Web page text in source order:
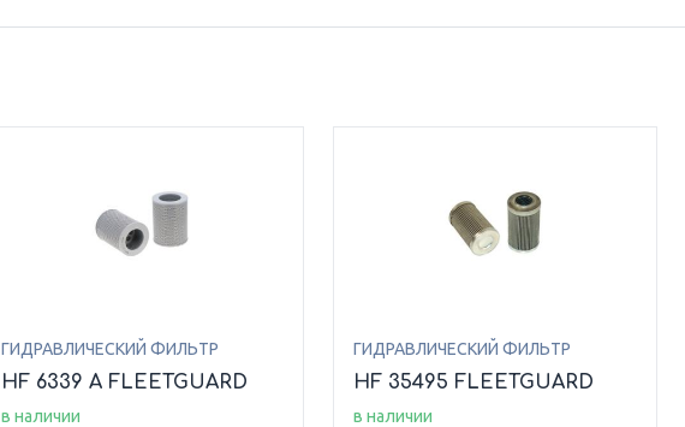
ГИДРАВЛИЧЕСКИЙ ФИЛЬТР
HF 6339 A FLEETGUARD
в наличии
ГИДРАВЛИЧЕСКИЙ ФИЛЬТР
HF 35495 FLEETGUARD
в наличии